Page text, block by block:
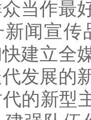
当作最
闻宣传
建立全
发展的
的新型